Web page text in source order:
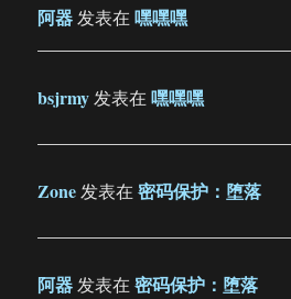
阿器发表在嘿嘿嘿
bsjrmy发表在嘿嘿嘿
Zone发表在密码保护：堕落
阿器发表在密码保护：堕落